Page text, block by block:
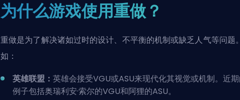
为什么游戏使用重做？
重做是为了解决诸如过时的设计、不平衡的机制或缺乏人气等问题
如：
英雄联盟： 英雄会接受VGU或ASU来现代化其视觉或机制。近
例子包括奥瑞利安·索尔的VGU和阿狸的ASU。